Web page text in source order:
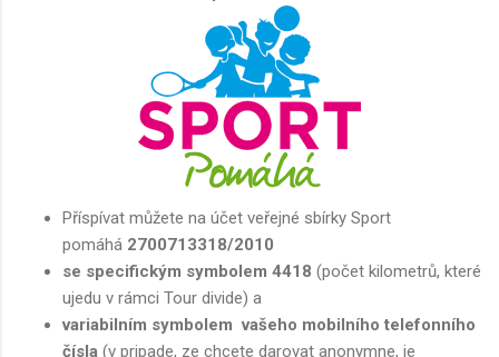
Příspívat můžete na účet veřejné sbírky Sport
pomáhá 2700713318/2010
se specifickým symbolem 4418 (počet kilometrů, které
ujedu v rámci Tour divide) a
variabilním symbolem vašeho mobilního telefonního
čísla (v pripade, ze chcete darovat anonymne, je